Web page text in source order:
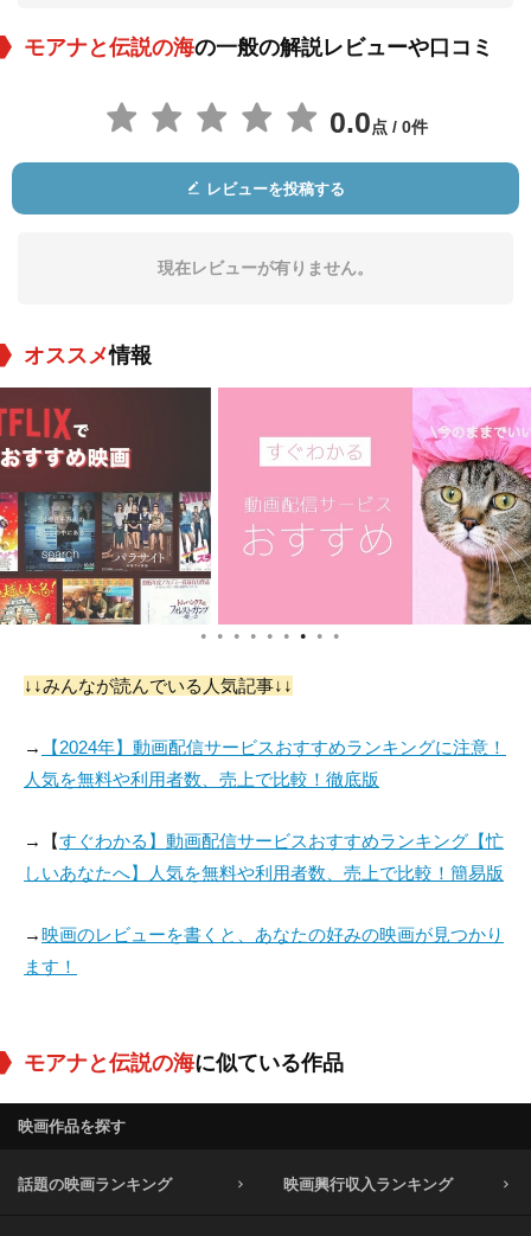
モアナと伝説の海の一般の解説レビューや口コミ
0.0点 / 0件
レビューを投稿する
現在レビューが有りません。
オススメ情報
● ● ● ● ● ● ● ● ●
↓↓みんなが読んでいる人気記事↓↓
→
【2024年】動画配信サービスおすすめランキングに注意！
人気を無料や利用者数、売上で比較！徹底版
→【すぐわかる】動画配信サービスおすすめランキング【忙
しいあなたへ】人気を無料や利用者数、売上で比較！簡易版
→映画のレビューを書くと、あなたの好みの映画が見つかり
ます！
モアナと伝説の海に似ている作品
映画作品を探す
話題の映画ランキング 映画興行収入ランキング